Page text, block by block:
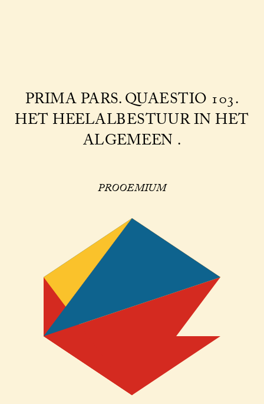
PRIMA PARS. QUAESTIO 103.
HET HEELALBESTUUR IN HET
ALGEMEEN .
PROOEMIUM